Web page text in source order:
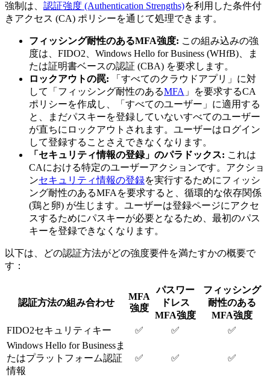
強制は、 認証強度 (Authentication Strengths)を利用した条件付
きアクセス (CA) ポリシーを通じて処理できます。
フィッシング耐性のあるMFA強度: この組み込みの強
度は、FIDO2、Windows Hello for Business (WHfB)、ま
たは証明書ベースの認証 (CBA) を要求します。
ロックアウトの罠: 「すべてのクラウドアプリ」に対
して「フィッシング耐性のあるMFA 」を要求するCA
ポリシーを作成し、「すべてのユーザー」に適用する
と、まだパスキーを登録していないすべてのユーザー
が直ちにロックアウトされます。ユーザーはログイン
して登録することさえできなくなります。
「セキュリティ情報の登録」のパラドックス: これは
CAにおける特定のユーザーアクションです。アクショ
ンセキュリティ情報の登録を実行するためにフィッシ
ング耐性のあるMFAを要求すると、循環的な依存関係
(鶏と卵) が生じます。ユーザーは登録ページにアクセ
スするためにパスキーが必要となるため、最初のパス
キーを登録できなくなります。
以下は、どの認証方法がどの強度要件を満たすかの概要で
す：
認証方法の組み合わせ
MFA
強度
パスワー
ドレス
MFA強度
フィッシング
耐性のある
MFA強度
FIDO2セキュリティキー
✅ ✅
✅
Windows Hello for Businessま
たはプラットフォーム認証
情報
✅ ✅ ✅